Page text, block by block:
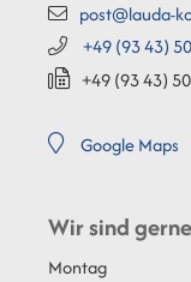
post@lauda-
+49 (9343)
+49 (9343)
Google Maps
Wir sind
Montag